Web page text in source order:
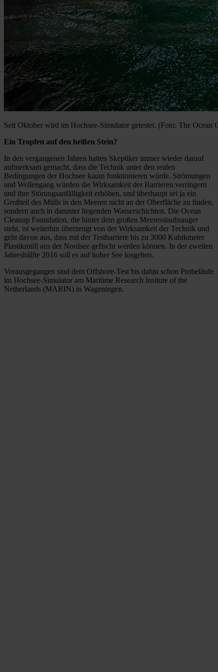
Seit Oktober wird im Hochsee-Simulator getestet. (Foto: The Ocean
Ein Tropfen auf den heißen Stein?
In den vergangenen Jahren hatten Skeptiker immer wieder darauf
aufmerksam gemacht, dass die Technik unter den realen
Bedingungen der Hochsee kaum funktionieren würde. Strömungen
und Wellengang würden die Wirksamkeit der Barrieren verringern
und ihre Störungsanfälligkeit erhöhen, und überhaupt sei ja ein
Großteil des Mülls in den Meeren nicht an der Oberfläche zu finden,
sondern auch in darunter liegenden Wasserschichten. Die Ocean
Cleanup Foundation, die hinter dem großen Meeresstaubsauger
steht, ist weiterhin überzeugt von der Wirksamkeit der Technik und
geht davon aus, dass mit der Testbarriere bis zu 3000 Kubikmeter
Plastikmüll aus der Nordsee gefischt werden können. In der zweiten
Jahreshälfte 2016 soll es auf hoher See losgehen.
Vorausgegangen sind dem Offshore-Test bis dahin schon Probeläufe
im Hochsee-Simulator am Maritime Research Insitute of the
Netherlands (MARIN) in Wageningen.